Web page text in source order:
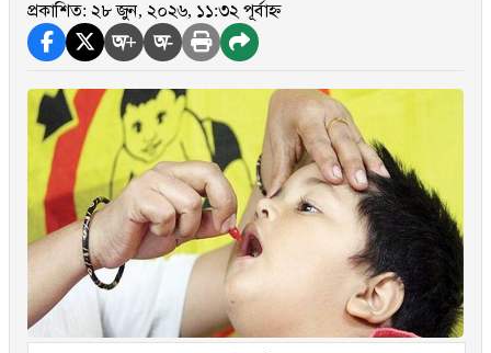
প্রকাশিত: ২৮ জুন, ২০২৬, ১১:৩২ পূর্বাহ্ন
অ+ অ-